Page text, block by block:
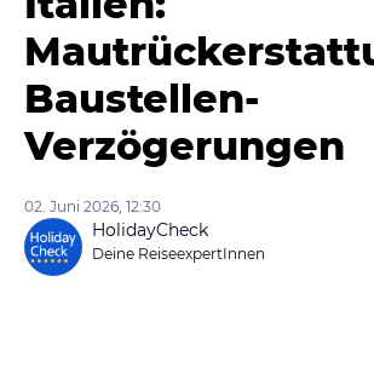
Baustellen-
Verzögerungen
02. Juni 2026, 12:30
HolidayCheck
Deine ReiseexpertInnen